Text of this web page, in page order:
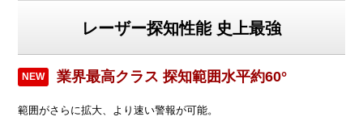
レーザー探知性能 史上最強
NEW 業界最高クラス 探知範囲水平約60°
範囲がさらに拡大、より速い警報が可能。